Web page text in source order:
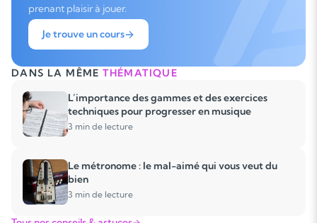
prenant plaisir à jouer.
Je trouve un cours
DANS LA MÊMETHÉMATIQUE
L’importance des gammes et des exercices
techniques pour progresser en musique
3 min de lecture
Le métronome : le mal-aimé qui vous veut du
bien
3 min de lecture